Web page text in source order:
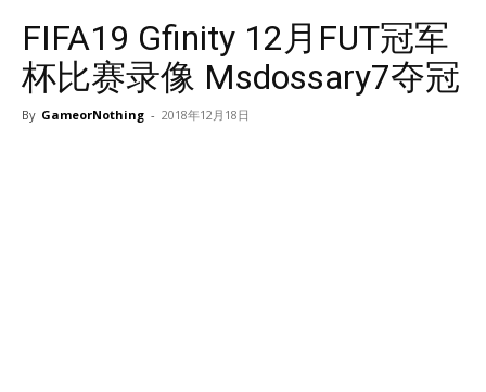
FIFA19 Gfinity 12月FUT冠军
杯比赛录像 Msdossary7夺冠
By GameorNothing - 2018年12月18日